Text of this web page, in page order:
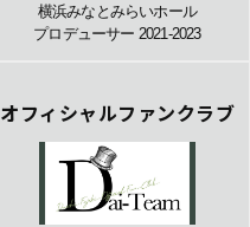
横浜みなとみらいホール
プロデューサー 2021-2023
オフィシャルファンクラブ